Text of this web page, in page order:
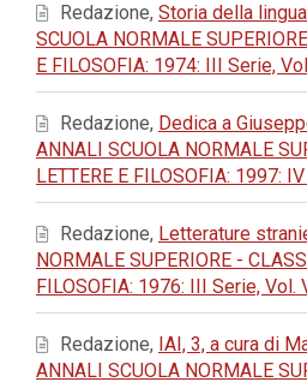
Redazione, Storia della
SCUOLA NORMALE
E FILOSOFIA: 1974: III Serie,
Redazione, Dedica a
ANNALI SCUOLA NORMALE
LETTERE E FILOSOFIA: 1997:
Redazione, Letterature
NORMALE SUPERIORE -
FILOSOFIA: 1976: III Serie, Vol.
Redazione, IAI, 3, a cura di
ANNALI SCUOLA NORMALE